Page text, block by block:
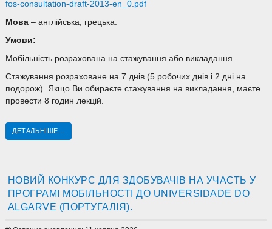
fos-consultation-draft-2013-en_0.pdf
Мова – англійська, грецька.
Умови:
Мобільність розрахована на стажування або викладання.
Стажування розраховане на 7 днів (5 робочих днів і 2 дні на
подорож). Якщо Ви обираєте стажування на викладання, маєте
провести 8 годин лекцій.
ДЕТАЛЬНІШЕ...
НОВИЙ КОНКУРС ДЛЯ ЗДОБУВАЧІВ НА УЧАСТЬ У
ПРОГРАМІ МОБІЛЬНОСТІ ДО UNIVERSIDADE DO
ALGARVE (ПОРТУГАЛІЯ).